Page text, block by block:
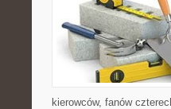
kierowców, fanów